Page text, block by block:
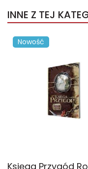
INNE Z TEJ
Nowość